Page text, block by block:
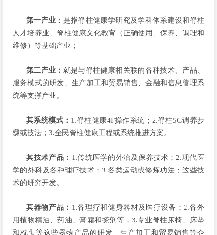
第一产业 ：是指脊柱健康学研究及学科体系建设和脊柱
人才培养业、脊柱健康文化教育（正确使用、保养、调理和
维修）等基础产业；
第二产业： 就是与脊柱健康相关联的各种技术、产品、
服务模式的研发、生产加工和贸易销售、金融和信息管理系
统等支撑产业。
其系统模式： 1.脊柱健康4F操作系统；2.脊柱5G调养步
骤或技法；3.全民脊柱健康工程或系统推进方案。
其技术产品： 1.传统医学的外治及保养技术；2.现代医
学的外科及各种理疗技术；3.各类运动或修炼功法；这些技
术的研究开发。
其器物产品： 1.各理疗和健身器材及医疗设备；2.各外
用植物精油、药油、膏霜和搽剂等；3.专业脊柱床椅、床垫
和枕头等这些器物产品的研发、生产加工和贸易销售等企